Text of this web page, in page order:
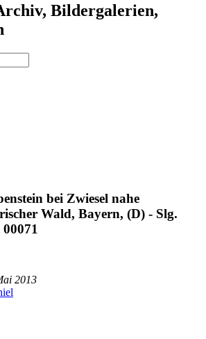
Bildergalerien,
bei Zwiesel nahe
Wald, Bayern, (D) - Slg.
2013